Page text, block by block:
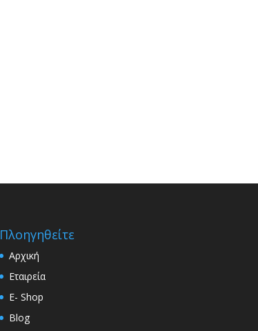
Πλοηγηθείτε
Αρχική
Εταιρεία
E- Shop
Blog